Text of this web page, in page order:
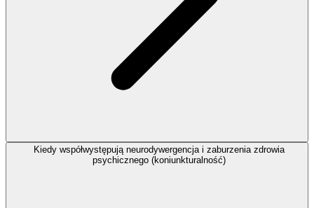
Kiedy współwystępują neurodywergencja i zaburzenia zdrowia
psychicznego (koniunkturalność)